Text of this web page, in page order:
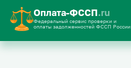
Оплата-ФССП.ru
Федеральный сервис проверки и
оплаты задолженностей ФССП России